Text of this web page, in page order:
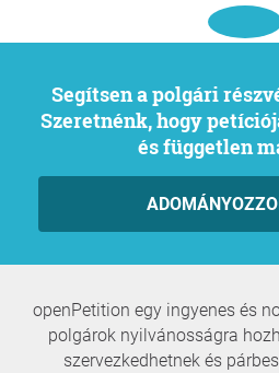
Segítsen a polgári részvétel erősítésében.
Szeretnénk, hogy
és független
openPetition egy ingyenes és
polgárok nyilvánosságra
szervezkedhetnek és